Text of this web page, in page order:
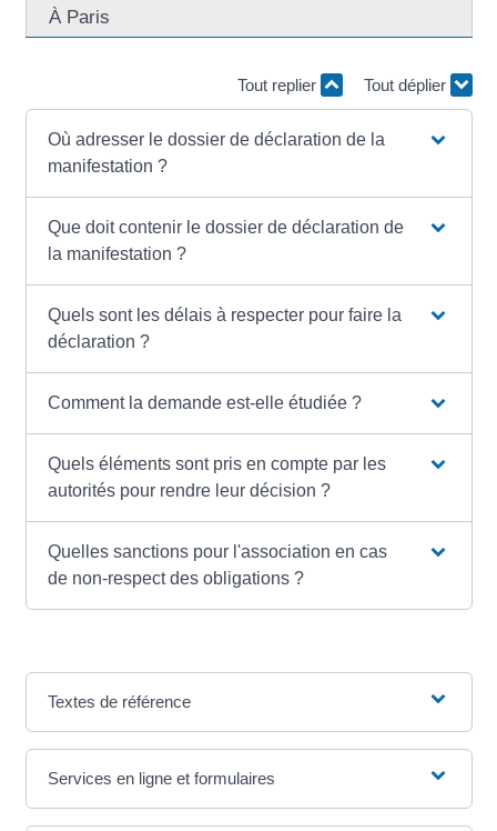
À Paris
Tout replier Tout déplier
Où adresser le dossier de déclaration de la
manifestation ?
Que doit contenir le dossier de déclaration de
la manifestation ?
Quels sont les délais à respecter pour faire la
déclaration ?
Comment la demande est-elle étudiée ?
Quels éléments sont pris en compte par les
autorités pour rendre leur décision ?
Quelles sanctions pour l'association en cas
de non-respect des obligations ?
Textes de référence
Services en ligne et formulaires